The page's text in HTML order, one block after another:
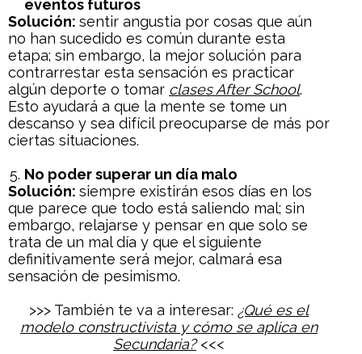
eventos futuros
Solución: sentir angustia por cosas que aún
no han sucedido es común durante esta
etapa; sin embargo, la mejor solución para
contrarrestar esta sensación es practicar
algún deporte o tomar clasesAfter School.
Esto ayudará a que la mente se tome un
descanso y sea difícil preocuparse de más por
ciertas situaciones.
No poder superar un día malo
Solución: siempre existirán esos días en los
que parece que todo está saliendo mal; sin
embargo, relajarse y pensar en que solo se
trata de un mal día y que el siguiente
definitivamente será mejor, calmará esa
sensación de pesimismo.
>>> También te va a interesar: ¿Qué es el
modelo constructivista y cómo se aplica en
Secundaria? <<<